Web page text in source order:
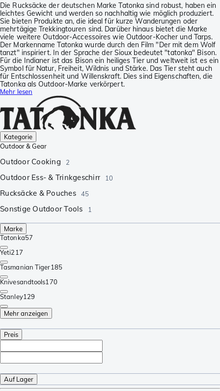
Die Rucksäcke der deutschen Marke Tatonka sind robust, haben ein
leichtes Gewicht und werden so nachhaltig wie möglich produziert.
Sie bieten Produkte an, die ideal für kurze Wanderungen oder
mehrtägige Trekkingtouren sind. Darüber hinaus bietet die Marke
viele weitere Outdoor-Accessoires wie Outdoor-Kocher und Tarps.
Der Markenname Tatonka wurde durch den Film "Der mit dem Wolf
tanzt" inspiriert. In der Sprache der Sioux bedeutet "tatonka" Bison.
Für die Indianer ist das Bison ein heiliges Tier und weltweit ist es ein
Symbol für Natur, Freiheit, Wildnis und Stärke. Das Tier steht auch
für Entschlossenheit und Willenskraft. Dies sind Eigenschaften, die
Tatonka als Outdoor-Marke verkörpert.
Mehr lesen
Kategorie
Outdoor & Gear
Outdoor Cooking 2
Outdoor Ess- & Trinkgeschirr 10
Rucksäcke & Pouches 45
Sonstige Outdoor Tools 1
Marke
Tatonka57
Yeti217
Tasmanian Tiger185
Knivesandtools170
Stanley129
Mehr anzeigen
Preis
Auf Lager